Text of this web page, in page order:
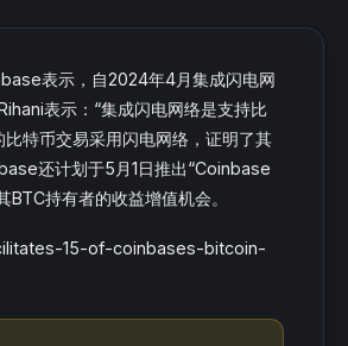
表示，自2024年4月集成闪电网
表示：“集成闪电网络是支持比
特币交易采用闪电网络，证明了其
还计划于5月1日推出“Coinbase
持有者的收益增值机会。
15-of-coinbases-bitcoin-